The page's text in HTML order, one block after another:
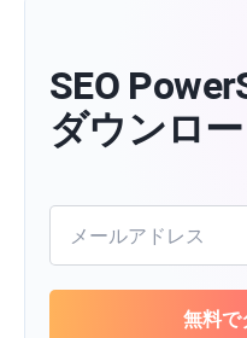
SEO
ダウンロ